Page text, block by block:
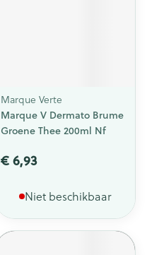
Marque Verte
Marque V Dermato Brume
Groene Thee 200ml Nf
€ 6,93
Niet beschikbaar